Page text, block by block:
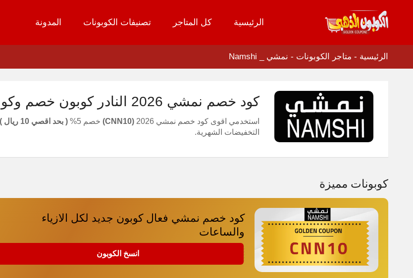
تخطي
المحتوى
الرئيسية كل المتاجر تصنيفات الكوبونات المدونة
الرئيسية - متاجر الكوبونات - نمشي _ Namshi
كود خصم نمشي 2026 النادر كوبون خصم وكوبونات عروض namshi
استخدمي اقوى كود خصم نمشي 2026 (CNN10) خصم 5% ( بحد اقصي 10 ريال )
التخفيضات الشهرية.
كوبونات مميزة
كود خصم نمشي فعال كوبون جديد لكل الازياء
والساعات
انسخ الكوبون